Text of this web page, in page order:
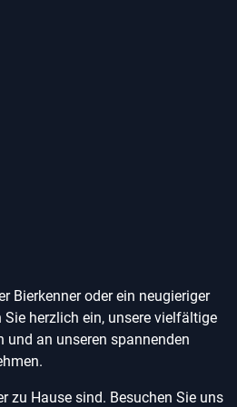
Bierkenner oder ein neugieriger
herzlich ein, unsere vielfältige
und an unseren spannenden
zu Hause sind. Besuchen Sie uns